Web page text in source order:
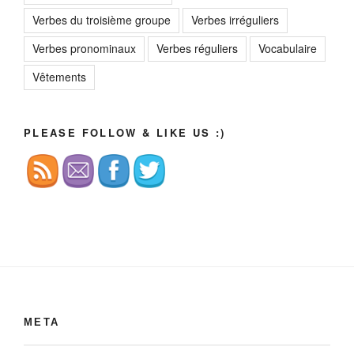
Verbes du troisième groupe
Verbes irréguliers
Verbes pronominaux
Verbes réguliers
Vocabulaire
Vêtements
PLEASE FOLLOW & LIKE US :)
МЕТА